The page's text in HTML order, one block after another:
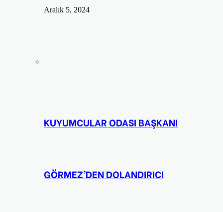
Aralık 5, 2024
KUYUMCULAR ODASI BAŞKANI
GÖRMEZ’DEN DOLANDIRICI